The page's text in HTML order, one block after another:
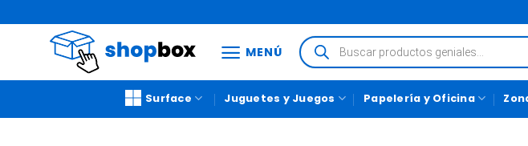
MENÚ
Surface Juguetes y Juegos Papelería y Oficina